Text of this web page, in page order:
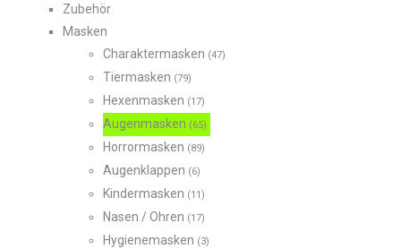
Zubehör
Masken
Charaktermasken (47)
Tiermasken (79)
Hexenmasken (17)
Augenmasken (65)
Horrormasken (89)
Augenklappen (6)
Kindermasken (11)
Nasen / Ohren (17)
Hygienemasken (3)